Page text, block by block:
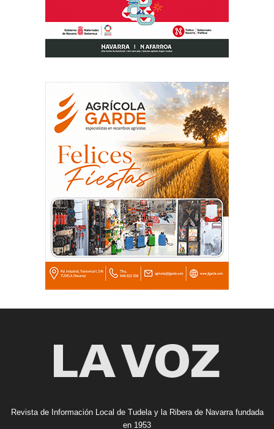
Revista de Información Local de Tudela y la Ribera de Navarra fundada
en 1953